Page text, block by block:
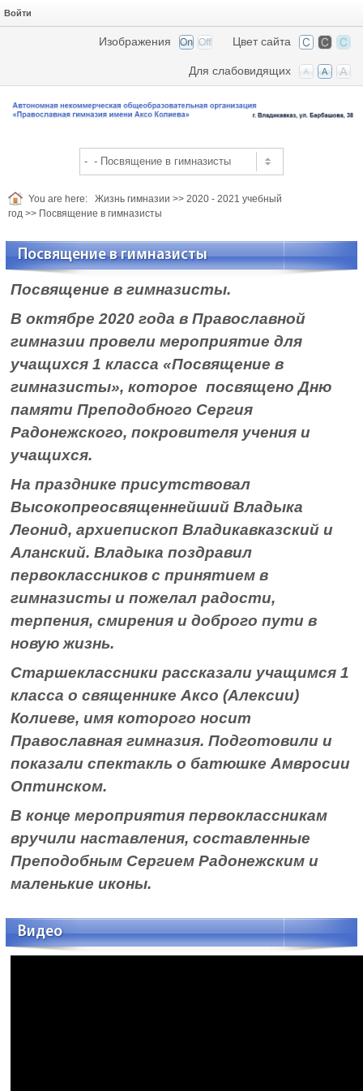
Войти
Цвет сайта
Изображения
Для слабовидящих
You are here: Жизнь гимназии >> 2020 - 2021 учебный
год >> Посвящение в гимназисты
Посвящение в гимназисты
Посвящение в гимназисты.
В октябре 2020 года в Православной
гимназии провели мероприятие для
учащихся 1 класса «Посвящение в
гимназисты», которое посвящено Дню
памяти Преподобного Сергия
Радонежского, покровителя учения и
учащихся.
На празднике присутствовал
Высокопреосвященнейший Владыка
Леонид, архиепископ Владикавказский и
Аланский. Владыка поздравил
первоклассников с принятием в
гимназисты и пожелал радости,
терпения, смирения и доброго пути в
новую жизнь.
Старшеклассники рассказали учащимся 1
класса о священнике Аксо (Алексии)
Колиеве, имя которого носит
Православная гимназия. Подготовили и
показали спектакль о батюшке Амвросии
Оптинском.
В конце мероприятия первоклассникам
вручили наставления, составленные
Преподобным Сергием Радонежским и
маленькие иконы.
Видео